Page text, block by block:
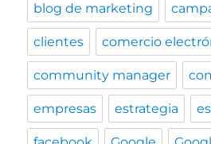
blog de marketing
clientes comercio
community manager
empresas estrategia